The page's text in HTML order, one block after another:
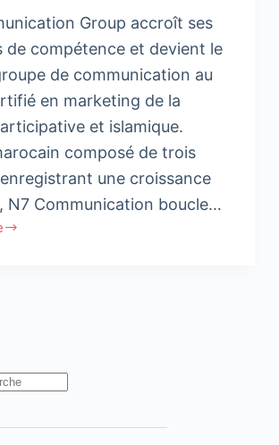
Group accroît ses
de compétence et devient le
de communication au
en marketing de la
et islamique.
composé de trois
une croissance
N7 Communication boucle…